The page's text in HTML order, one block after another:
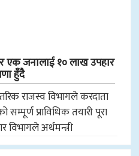
जनालाई १० लाख उपहार
हुँदै
राजस्व विभागले करदाता
सम्पूर्ण प्राविधिक तयारी पूरा
विभागले अर्थमन्त्री